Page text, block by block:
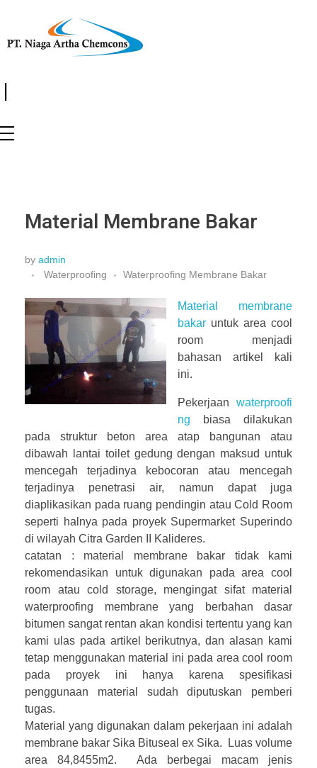
|
Material Membrane Bakar
by admin
Waterproofing
Waterproofing Membrane Bakar
Material membrane
bakar untuk area cool
room menjadi
bahasan artikel kali
ini.
Pekerjaan waterproofi
ng biasa dilakukan
pada struktur beton area atap bangunan atau
dibawah lantai toilet gedung dengan maksud untuk
mencegah terjadinya kebocoran atau mencegah
terjadinya penetrasi air, namun dapat juga
diaplikasikan pada ruang pendingin atau Cold Room
seperti halnya pada proyek Supermarket Superindo
di wilayah Citra Garden II Kalideres.
catatan : material membrane bakar tidak kami
rekomendasikan untuk digunakan pada area cool
room atau cold storage, mengingat sifat material
waterproofing membrane yang berbahan dasar
bitumen sangat rentan akan kondisi tertentu yang kan
kami ulas pada artikel berikutnya, dan alasan kami
tetap menggunakan material ini pada area cool room
pada proyek ini hanya karena spesifikasi
penggunaan material sudah diputuskan pemberi
tugas.
Material yang digunakan dalam pekerjaan ini adalah
membrane bakar Sika Bituseal ex Sika. Luas volume
area 84,8455m2. Ada berbegai macam jenis